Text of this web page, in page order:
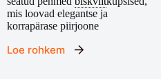
mis loovad elegantse ja
korrapärase piirjoone
Loe rohkem